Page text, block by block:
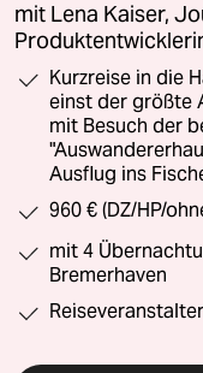
mit Lena Kaiser,
Kurzreise in die
einst der größte
mit Besuch der
Ausflug ins
960 € (DZ/HP/
mit 4
Bremerhaven